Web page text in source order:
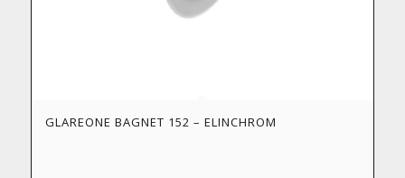
GLAREONE BAGNET 152 – ELINCHROM